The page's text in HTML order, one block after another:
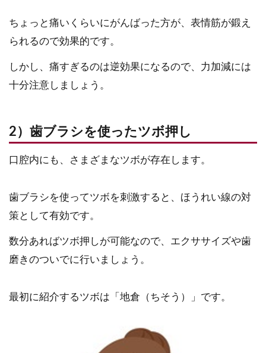
ちょっと痛いくらいにがんばった方が、表情筋が鍛え
られるので効果的です。
しかし、痛すぎるのは逆効果になるので、力加減には
十分注意しましょう。
2）歯ブラシを使ったツボ押し
口腔内にも、さまざまなツボが存在します。
歯ブラシを使ってツボを刺激すると、ほうれい線の対
策として有効です。
数分あればツボ押しが可能なので、エクササイズや歯
磨きのついでに行いましょう。
最初に紹介するツボは「地倉（ちそう）」です。